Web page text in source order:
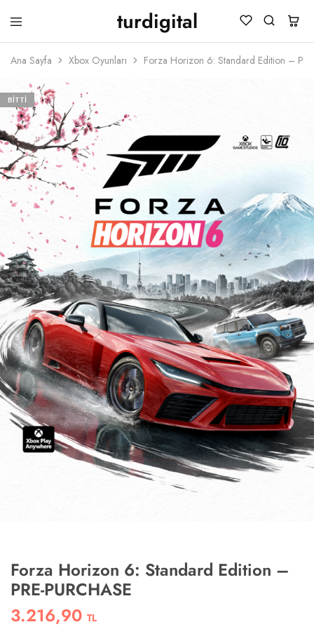
turdigital
TURDIGITAL
Dijital
Kartları
Kartları
&
Üyelik
Paketleri
Ana Sayfa Xbox Oyunları Forza Horizon 6: Standard Edition –
BITTI
Forza Horizon 6: Standard Edition –
PRE-PURCHASE
3.216,90 TL